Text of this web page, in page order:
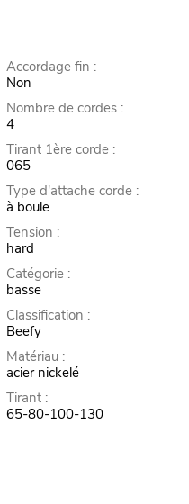
Accordage fin :
Non
Nombre de cordes :
4
Tirant 1ère corde :
065
Type d'attache corde :
à boule
Tension :
hard
Catégorie :
basse
Classification :
Beefy
Matériau :
acier nickelé
Tirant :
65-80-100-130